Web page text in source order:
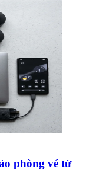
phòng vé từ